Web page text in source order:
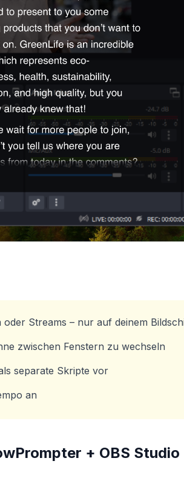
Streams – nur auf deinem
zwischen Fenstern zu wechseln
separate Skripte vor
an
+ OBS Studio